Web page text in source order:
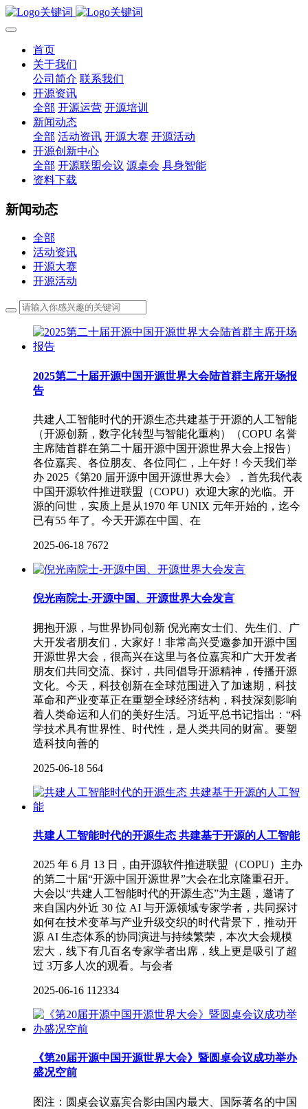
首页
关于我们
公司简介 联系我们
开源资讯
全部 开源运营 开源培训
新闻动态
全部 活动资讯 开源大赛 开源活动
开源创新中心
全部 开源联盟会议 源桌会 具身智能
资料下载
新闻动态
全部
活动资讯
开源大赛
开源活动
2025第二十届开源中国开源世界大会陆首群主席开场报
告
共建人工智能时代的开源生态共建基于开源的人工智能
（开源创新，数字化转型与智能化重构）（COPU 名誉
主席陆首群在第二十届开源中国开源世界大会上报告）
各位嘉宾、各位朋友、各位同仁，上午好！今天我们举
办 2025《第20 届开源中国开源世界大会》，首先我代表
中国开源软件推进联盟（COPU）欢迎大家的光临。开
源的问世，实质上是从1970 年 UNIX 元年开始的，迄今
已有55 年了。今天开源在中国、在
2025-06-18 7672
倪光南院士-开源中国、开源世界大会发言
拥抱开源，与世界协同创新 倪光南女士们、先生们、广
大开发者朋友们，大家好！非常高兴受邀参加开源中国
开源世界大会，很高兴在这里与各位嘉宾和广大开发者
朋友们共同交流、探讨，共同倡导开源精神，传播开源
文化。今天，科技创新在全球范围进入了加速期，科技
革命和产业变革正在重塑全球经济结构，科技深刻影响
着人类命运和人们的美好生活。习近平总书记指出：“科
学技术具有世界性、时代性，是人类共同的财富。要塑
造科技向善的
2025-06-18 564
共建人工智能时代的开源生态 共建基于开源的人工智能
2025 年 6 月 13 日，由开源软件推进联盟（COPU）主办
的第二十届“开源中国开源世界”大会在北京隆重召开。
大会以“共建人工智能时代的开源生态”为主题，邀请了
来自国内外近 30 位 AI 与开源领域专家学者，共同探讨
如何在技术变革与产业升级交织的时代背景下，推动开
源 AI 生态体系的协同演进与持续繁荣，本次大会规模
宏大，线下有几百名专家学者出席，线上更是吸引了超
过 3万多人次的观看。与会者
2025-06-16 112334
《第20届开源中国开源世界大会》暨圆桌会议成功举办
盛况空前
图注：圆桌会议嘉宾合影由国内最大、国际著名的中国